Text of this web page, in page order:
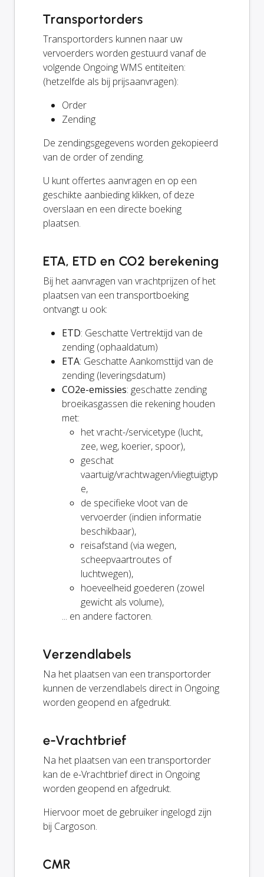
Transportorders
Transportorders kunnen naar uw
vervoerders worden gestuurd vanaf de
volgende Ongoing WMS entiteiten:
(hetzelfde als bij prijsaanvragen):
Order
Zending
De zendingsgegevens worden gekopieerd
van de order of zending.
U kunt offertes aanvragen en op een
geschikte aanbieding klikken, of deze
overslaan en een directe boeking
plaatsen.
ETA, ETD en CO2 berekening
Bij het aanvragen van vrachtprijzen of het
plaatsen van een transportboeking
ontvangt u ook:
ETD: Geschatte Vertrektijd van de
zending (ophaaldatum)
ETA: Geschatte Aankomsttijd van de
zending (leveringsdatum)
CO2e-emissies: geschatte zending
broeikasgassen die rekening houden
met:
het vracht-/servicetype (lucht,
zee, weg, koerier, spoor),
geschat
vaartuig/vrachtwagen/vliegtuigtyp
e,
de specifieke vloot van de
vervoerder (indien informatie
beschikbaar),
reisafstand (via wegen,
scheepvaartroutes of
luchtwegen),
hoeveelheid goederen (zowel
gewicht als volume),
... en andere factoren.
Verzendlabels
Na het plaatsen van een transportorder
kunnen de verzendlabels direct in Ongoing
worden geopend en afgedrukt.
e-Vrachtbrief
Na het plaatsen van een transportorder
kan de e-Vrachtbrief direct in Ongoing
worden geopend en afgedrukt.
Hiervoor moet de gebruiker ingelogd zijn
bij Cargoson.
CMR